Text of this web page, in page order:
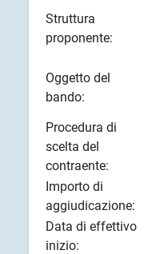
Struttura
proponente:
Oggetto del
bando:
Procedura di
scelta del
contraente:
Importo di
aggiudicazione:
Data di effettivo
inizio: